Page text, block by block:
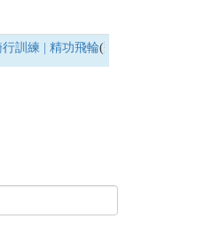
訓練 | 精功飛輪(飛輪車) /